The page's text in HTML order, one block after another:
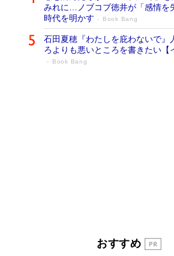
みれに…ノブコブ徳井が「感情を
時代を明かす
Book Bang
石田夏穂『わたしを庇わないで』
ろよりも悪いところを書きたい【
Book Bang
開発への関心を押し上げた18年
おすすめ